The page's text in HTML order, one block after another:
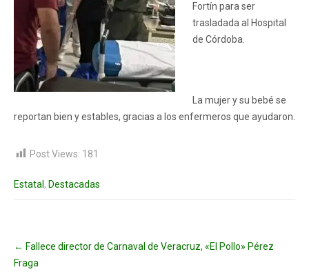
Fortín para ser
trasladada al Hospital
de Córdoba.
La mujer y su bebé se
reportan bien y estables, gracias a los enfermeros que ayudaron.
Post Views: 181
Estatal , Destacadas
navigation
← Fallece director de Carnaval de Veracruz, «El Pollo» Pérez
Fraga